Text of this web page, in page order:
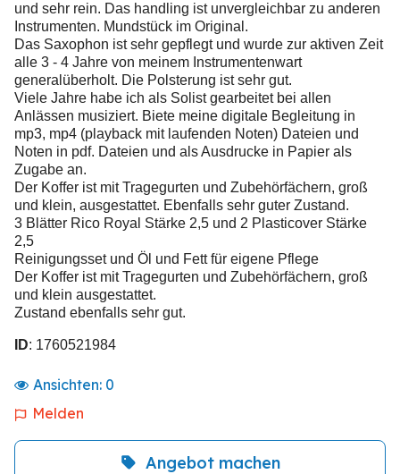
und sehr rein. Das handling ist unvergleichbar zu anderen
Instrumenten. Mundstück im Original.
Das Saxophon ist sehr gepflegt und wurde zur aktiven Zeit
alle 3 - 4 Jahre von meinem Instrumentenwart
generalüberholt. Die Polsterung ist sehr gut.
Viele Jahre habe ich als Solist gearbeitet bei allen
Anlässen musiziert. Biete meine digitale Begleitung in
mp3, mp4 (playback mit laufenden Noten) Dateien und
Noten in pdf. Dateien und als Ausdrucke in Papier als
Zugabe an.
Der Koffer ist mit Tragegurten und Zubehörfächern, groß
und klein, ausgestattet. Ebenfalls sehr guter Zustand.
3 Blätter Rico Royal Stärke 2,5 und 2 Plasticover Stärke
2,5
Reinigungsset und Öl und Fett für eigene Pflege
Der Koffer ist mit Tragegurten und Zubehörfächern, groß
und klein ausgestattet.
Zustand ebenfalls sehr gut.
ID: 1760521984
Ansichten: 0
Melden
Angebot machen